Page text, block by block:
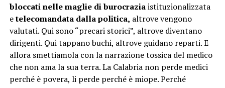
bloccati nelle maglie di burocraziaistituzionalizzata
etelecomandata dalla politica, altrove vengono
valutati. Qui sono “precari storici”, altrove diventano
dirigenti. Qui tappano buchi, altrove guidano reparti. E
allora smettiamola con la narrazione tossica del medico
che non ama la sua terra. La Calabria non perde medici
perché è povera, li perde perché è miope. Perché